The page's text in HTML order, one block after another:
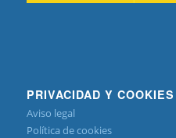
PRIVACIDAD Y COOKIES
Aviso legal
Política de cookies